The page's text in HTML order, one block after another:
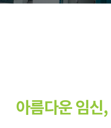
아름다운 임신